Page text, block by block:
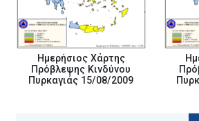
Ημερήσιος Χάρτης
Πρόβλεψης Κινδύνου
Πυρκαγιάς 15/08/2009